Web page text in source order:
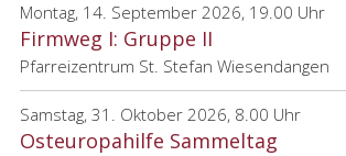
Montag, 14. September 2026, 19.00 Uhr
Firmweg I: Gruppe II
Pfarreizentrum St. Stefan Wiesendangen
Samstag, 31. Oktober 2026, 8.00 Uhr
Osteuropahilfe Sammeltag